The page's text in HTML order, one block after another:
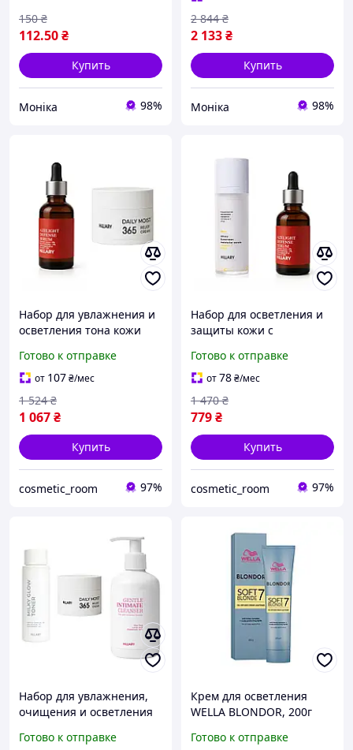
112.50₴
150 ₴
Купить
Моніка 98%
2 133₴
2 844 ₴
Купить
Моніка 98%
Набор для увлажнения и
осветления тона кожи
кислотой Hillary Hydration
& Azelaic
Готово к отправке
от 107₴/мес
1 067₴
1 524 ₴
Купить
cosmetic_room 97%
Набор для осветления и
защиты кожи с
азелаиновой кислотой
Hillary Azelaic & Vitamin C
Готово к отправке
от78₴/мес
779₴
1 470 ₴
Купить
cosmetic_room 97%
Набор для увлажнения,
очищения и осветления
Hydration, Cleanse & Glow
Готово к отправке
Крем для осветления
WELLA BLONDOR, 200г
Готово к отправке